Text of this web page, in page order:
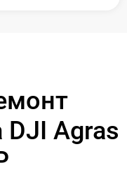
DJI Agras